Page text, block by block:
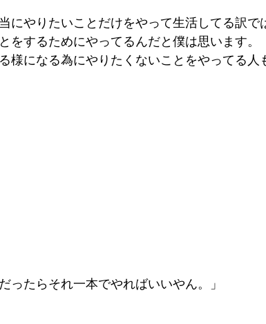
にやりたいことだけをやって生活してる訳で
をするためにやってるんだと僕は思います。
様になる為にやりたくないことをやってる人
ったらそれ一本でやればいいやん。」